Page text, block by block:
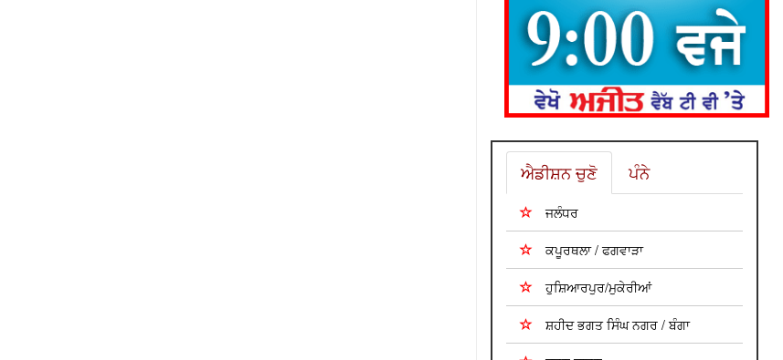
ਐਡੀਸ਼ਨ ਚੁਣੋ ਪੰਨੇ
ਜਲੰਧਰ
ਕਪੂਰਥਲਾ / ਫਗਵਾੜਾ
ਹੁਸ਼ਿਆਰਪੁਰ/ਮੁਕੇਰੀਆਂ
ਸ਼ਹੀਦ ਭਗਤ ਸਿੰਘ ਨਗਰ / ਬੰਗਾ